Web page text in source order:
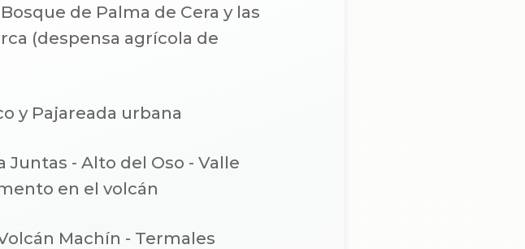
de Palma de Cera y las
(despensa agrícola de
y Pajareada urbana
Juntas - Alto del Oso - Valle
en el volcán
Machín - Termales